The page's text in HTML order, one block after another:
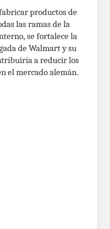
productos de
las ramas de la
se fortalece la
de Walmart y su
a reducir los
el mercado alemán.